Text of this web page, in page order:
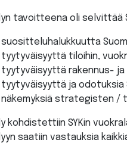
tavoitteena oli selvittää
suositteluhalukkuutta
tyytyväisyyttä tiloihin,
tyytyväisyyttä rakennus- ja
tyytyväisyyttä ja odotuksia
näkemyksiä strategisten
kohdistettiin SYKin
saatiin vastauksia